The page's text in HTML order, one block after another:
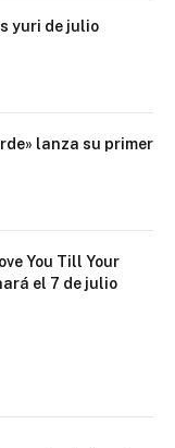
yuri de julio
lanza su primer
You Till Your
el 7 de julio